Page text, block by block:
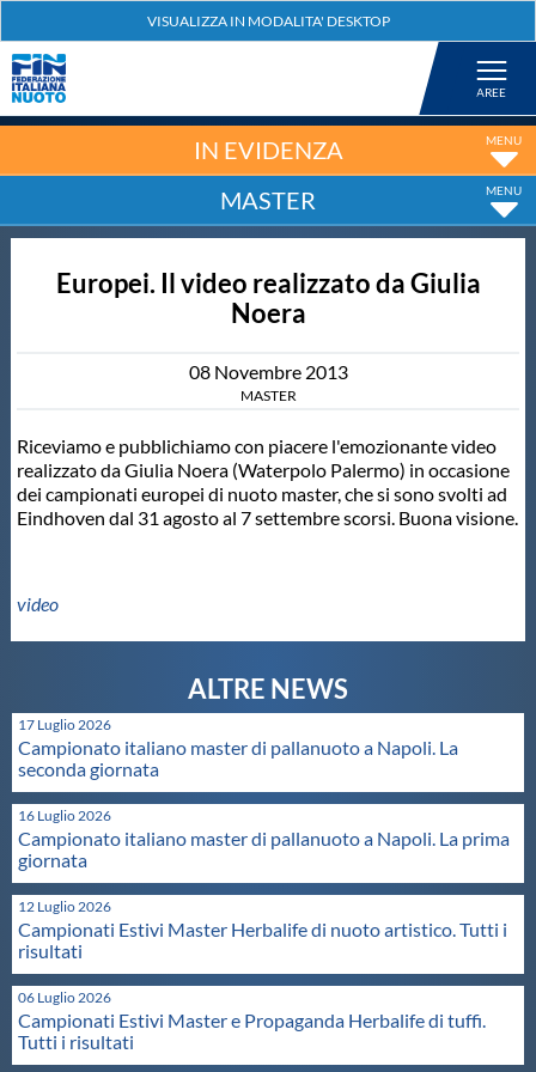
Nuoto
Tuffi
Salvamento
GUG
Scuole Nuoto
Propaganda
Centri Federali
Area Legislativa
IN EVIDENZA
MASTER
Europei. Il video realizzato da Giulia
Noera
08 Novembre 2013
MASTER
Riceviamo e pubblichiamo con piacere l'emozionante video
realizzato da Giulia Noera (Waterpolo Palermo) in occasione
dei campionati europei di nuoto master, che si sono svolti ad
Eindhoven dal 31 agosto al 7 settembre scorsi. Buona visione.
video
17 Luglio 2026
Campionato italiano master di pallanuoto a Napoli. La
seconda giornata
16 Luglio 2026
Campionato italiano master di pallanuoto a Napoli. La prima
giornata
12 Luglio 2026
Campionati Estivi Master Herbalife di nuoto artistico. Tutti i
risultati
06 Luglio 2026
Campionati Estivi Master e Propaganda Herbalife di tuffi.
Tutti i risultati